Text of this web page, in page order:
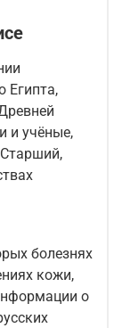
Египта,
и учёные,
болезнях
кожи,
о